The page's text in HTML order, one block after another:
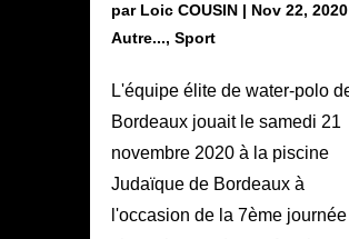
par Loic COUSIN| Nov 22, 2020
Autre..., Sport
L'équipe élite de water-polo
Bordeaux jouait le samedi 21
novembre 2020 à la piscine
Judaïque de Bordeaux à
l'occasion de la 7ème